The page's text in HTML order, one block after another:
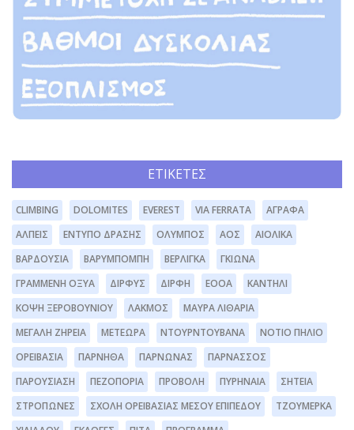
ΕΤΙΚΈΤΕΣ
CLIMBING DOLOMITES EVEREST VIA FERRATA
ΆΓΡΑΦΑ
ΆΛΠΕΙΣ
ΈΝΤΥΠΟ ΔΡΆΣΗΣ ΌΛΥΜΠΟΣ ΑΟΣ
ΑΙΟΛΙΚΆ
ΒΑΡΔΟΎΣΙΑ
ΒΑΡΥΜΠΌΜΠΗ ΒΕΡΛΊΓΚΑ
ΓΚΙΏΝΑ
ΓΡΑΜΜΈΝΗ ΟΞΥΆ
ΔΊΡΦΥΣ ΔΙΡΦΗ ΕΟΟΑ
ΚΑΝΤΉΛΙ
ΚΌΨΗ ΞΕΡΟΒΟΥΝΊΟΥ
ΛΆΚΜΟΣ
ΜΑΥΡΑ ΛΙΘΆΡΙΑ
ΜΕΓΆΛΗ ΖΉΡΕΙΑ
ΜΕΤΈΩΡΑ ΝΤΟΥΡΝΤΟΥΒΆΝΑ
ΝΌΤΙΟ ΠΉΛΙΟ
ΟΡΕΙΒΑΣΊΑ
ΠΆΡΝΗΘΑ ΠΆΡΝΩΝΑΣ
ΠΑΡΝΑΣΣΌΣ
ΠΑΡΟΥΣΊΑΣΗ
ΠΕΖΟΠΟΡΊΑ ΠΡΟΒΟΛΉ ΠΥΡΗΝΑΊΑ
ΣΗΤΕΊΑ
ΣΤΡΌΠΩΝΕΣ
ΣΧΟΛΉ ΟΡΕΙΒΑΣΊΑΣ ΜΈΣΟΥ ΕΠΙΠΈΔΟΥ
ΤΖΟΥΜΈΡΚΑ